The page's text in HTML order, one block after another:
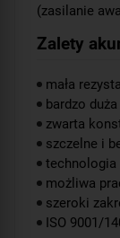
(zasilanie
Zalety
mała
bardzo
zwarta
szczelne i
technologia
możliwa
szeroki
ISO 9001/